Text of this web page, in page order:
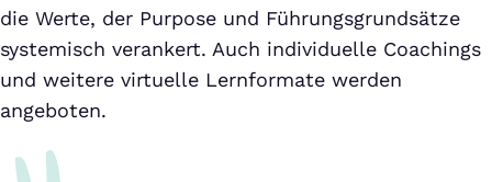
die Werte, der Purpose und Führungsgrundsätze
systemisch verankert. Auch individuelle Coachings
und weitere virtuelle Lernformate werden
angeboten.